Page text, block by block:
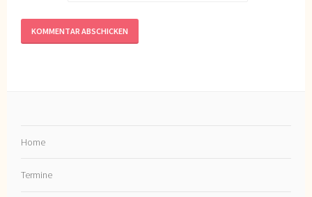
Home
Termine